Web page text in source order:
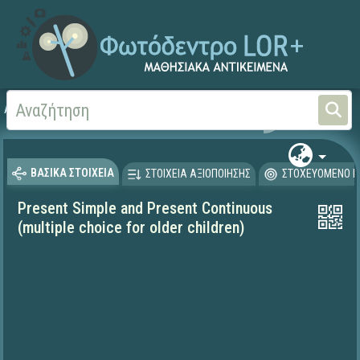
Αρχική Ξένες Γλώσσες -
ΒΑΣΙΚΑ ΣΤΟΙΧΕΙΑ ΣΤΟΙΧΕΙΑ ΑΞΙΟΠΟΙΗΣΗΣ ΣΤΟΧΕΥΟΜΕΝΟ
Present Simple and Present Continuous
(multiple choice for older children)